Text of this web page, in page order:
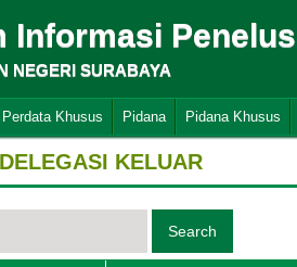
Informasi
NEGERI SURABAYA
Perdata Khusus Pidana Pidana Khusus
KELUAR